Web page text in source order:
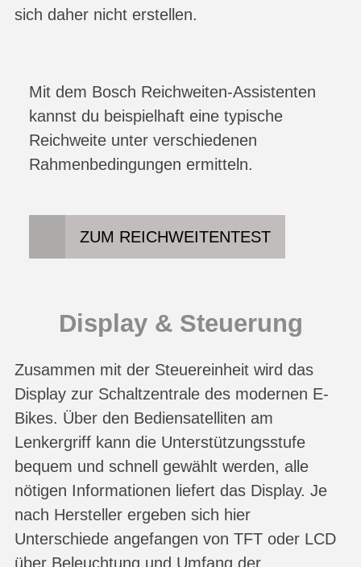
sich daher nicht erstellen.
Mit dem Bosch Reichweiten-Assistenten
kannst du beispielhaft eine typische
Reichweite unter verschiedenen
Rahmenbedingungen ermitteln.
ZUM REICHWEITENTEST
Display & Steuerung
Zusammen mit der Steuereinheit wird das
Display zur Schaltzentrale des modernen E-
Bikes. Über den Bediensatelliten am
Lenkergriff kann die Unterstützungsstufe
bequem und schnell gewählt werden, alle
nötigen Informationen liefert das Display. Je
nach Hersteller ergeben sich hier
Unterschiede angefangen von TFT oder LCD
über Beleuchtung und Umfang der